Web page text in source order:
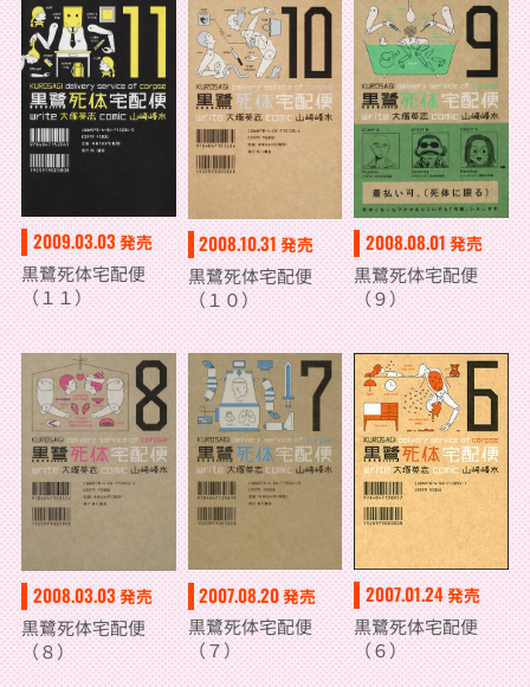
2009.03.03 発売
黒鷺死体宅配便
（１１）
2008.10.31 発売
黒鷺死体宅配便
（１０）
2008.08.01 発売
黒鷺死体宅配便
（９）
2008.03.03 発売
黒鷺死体宅配便
（８）
2007.08.20発売
黒鷺死体宅配便
（７）
2007.01.24発売
黒鷺死体宅配便
（６）